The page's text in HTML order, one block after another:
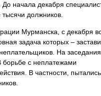
До начала декабря
тысячи должников.
Мурманска, с декабря
задача которых –
На заседания
борьбе с неплатежами
В частности,